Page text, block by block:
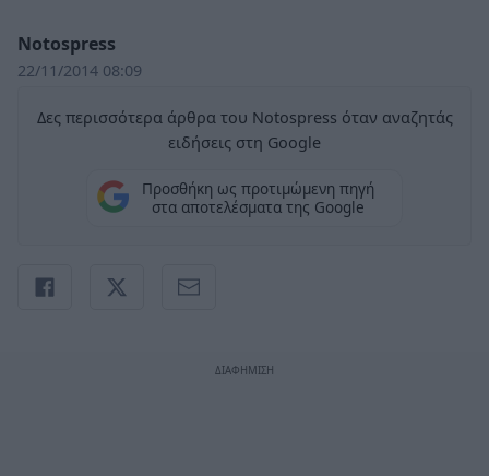
Notospress
22/11/2014 08:09
Δες περισσότερα άρθρα του Notospress όταν αναζητάς
ειδήσεις στη Google
Προσθήκη ως προτιμώμενη πηγή
στα αποτελέσματα της Google